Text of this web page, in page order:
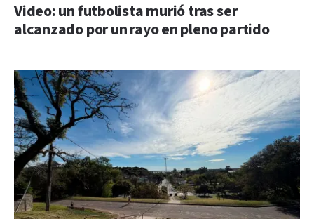
Video: un futbolista murió tras ser
alcanzado por un rayo en pleno partido